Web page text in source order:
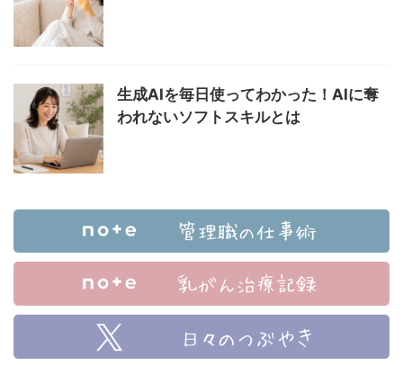
生成AIを毎日使ってわかった！AIに奪
われないソフトスキルとは